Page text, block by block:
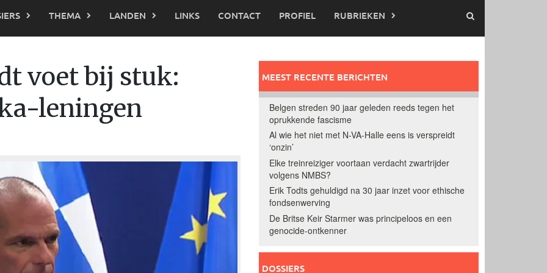
THEMA LANDEN LINKS CONTACT PROFIEL RUBRIEKEN
voet bij stuk:
leningen
MEEST RECENTE BERICHTEN
Belgen streden 90 jaar geleden reeds tegen het
oprukkende fascisme
Al wie het niet met N-VA-Halle eens is verspreidt
‘onzin’
Elke treinreiziger voortaan verdacht zwartrijder
volgens NMBS?
Erik Todts gehuldigd na 30 jaar inzet voor ethische
fondsenwerving
De Britse Keir Starmer was principeloos en een
genocide-ontkenner
DOSSIERS